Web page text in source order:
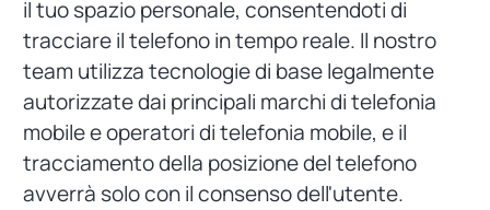
il tuo spazio personale, consentendoti di
tracciare il telefono in tempo reale. Il nostro
team utilizza tecnologie di base legalmente
autorizzate dai principali marchi di telefonia
mobile e operatori di telefonia mobile, e il
tracciamento della posizione del telefono
avverrà solo con il consenso dell'utente.